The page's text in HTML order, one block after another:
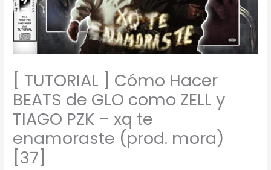
[ TUTORIAL ] Cómo Hacer
BEATS de GLO como ZELL y
TIAGO PZK – xq te
enamoraste (prod. mora)
[37]